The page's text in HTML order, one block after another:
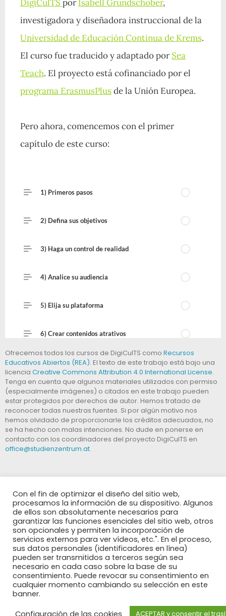
Ofrecemos todos los cursos de DigiCulTS como Recursos
Educativos Abiertos (REA). El texto de este trabajo está bajo una
licencia Creative Commons Attribution 4.0 International License.
Tenga en cuenta que algunos materiales utilizados con permiso
(especialmente imágenes) o citados en este trabajo pueden
estar protegidos por derechos de autor. Hemos tratado de
reconocer todas nuestras fuentes. Si por algún motivo nos
hemos olvidado de proporcionarle los créditos adecuados, no
se ha hecho con malas intenciones. No dude en ponerse en
contacto con los coordinadores del proyecto DigiCulTS en
office@studienzentrum.at.
El apoyo de la
Comisión Europea
para la producción
de esta publicación no constituye una aprobación del
contenido, el cual refleja únicamente las opiniones de los
autores, y la Comisión no se hace responsable del uso que
pueda hacerse de la información contenida en la misma.
Con el fin de optimizar el diseño del sitio web,
procesamos la información de su dispositivo. Algunos
de ellos son absolutamente necesarios para
garantizar las funciones esenciales del sitio web, otros
son opcionales y permiten la incorporación de
servicios externos para ver vídeos, etc.". En el proceso,
sus datos personales (identificadores en línea)
pueden ser transmitidos a terceros según sea
necesario en cada caso sobre la base de su
consentimiento. Puede revocar su consentimiento en
cualquier momento cambiando su selección en este
banner.
Configuración de las cookies
ACEPTAR y consentir el